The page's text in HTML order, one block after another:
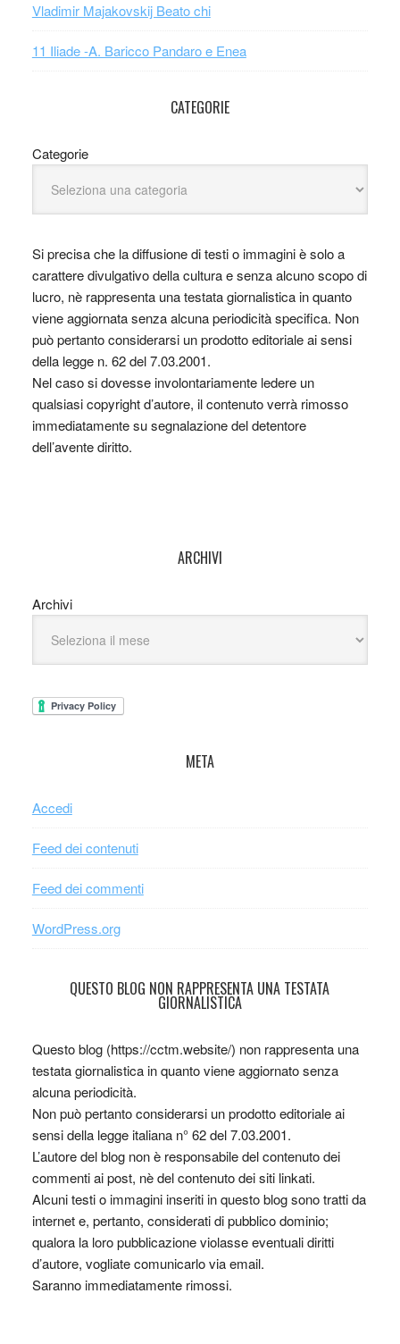
Vladimir Majakovskij Beato chi
11 Iliade -A. Baricco Pandaro e Enea
CATEGORIE
Categorie
Si precisa che la diffusione di testi o immagini è solo a
carattere divulgativo della cultura e senza alcuno scopo di
lucro, nè rappresenta una testata giornalistica in quanto
viene aggiornata senza alcuna periodicità specifica. Non
può pertanto considerarsi un prodotto editoriale ai sensi
della legge n. 62 del 7.03.2001.
Nel caso si dovesse involontariamente ledere un
qualsiasi copyright d’autore, il contenuto verrà rimosso
immediatamente su segnalazione del detentore
dell’avente diritto.
ARCHIVI
Archivi
META
Accedi
Feed dei contenuti
Feed dei commenti
WordPress.org
QUESTO BLOG NON RAPPRESENTA UNA TESTATA
GIORNALISTICA
Questo blog (https://cctm.website/) non rappresenta una
testata giornalistica in quanto viene aggiornato senza
alcuna periodicità.
Non può pertanto considerarsi un prodotto editoriale ai
sensi della legge italiana n° 62 del 7.03.2001.
L’autore del blog non è responsabile del contenuto dei
commenti ai post, nè del contenuto dei siti linkati.
Alcuni testi o immagini inseriti in questo blog sono tratti da
internet e, pertanto, considerati di pubblico dominio;
qualora la loro pubblicazione violasse eventuali diritti
d’autore, vogliate comunicarlo via email.
Saranno immediatamente rimossi.